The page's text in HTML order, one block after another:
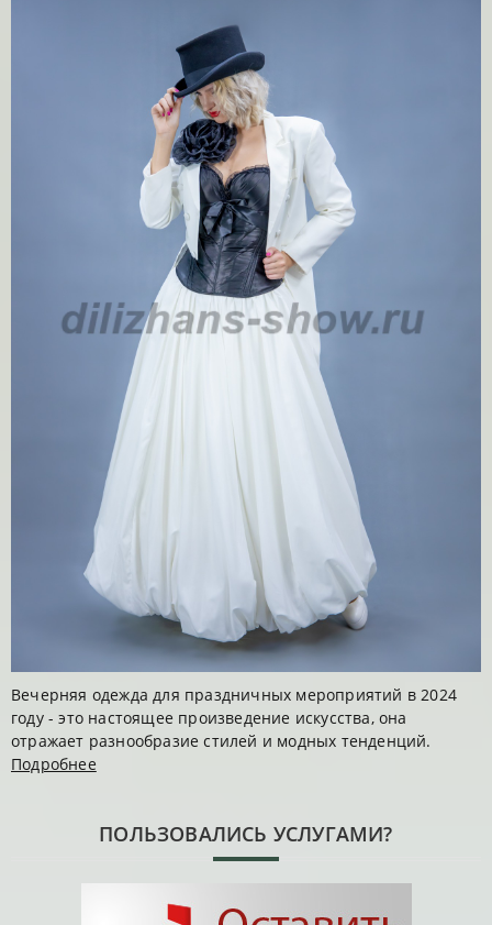
Вечерняя одежда для праздничных мероприятий в 2024
году - это настоящее произведение искусства, она
отражает разнообразие стилей и модных тенденций.
Подробнее
ПОЛЬЗОВАЛИСЬ УСЛУГАМИ?